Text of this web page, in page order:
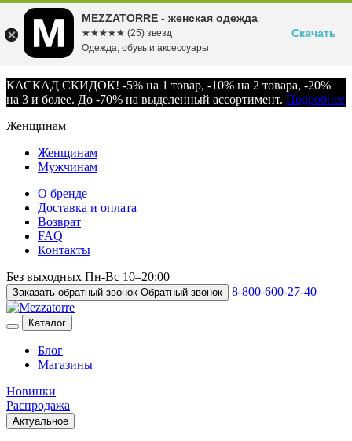
КАСКАД СКИДОК! -5% на 1 товар, -10% на 2 товара, -20%
на 3 и более. До -70% на выделенный ассортимент. Подробнее
Женщинам
Женщинам
Мужчинам
О бренде
Доставка и оплата
Возврат
FAQ
Контакты
Без выходных Пн-Вс 10–20:00
Заказать обратный звонок Обратный звонок 8-800-600-27-40
Каталог
Блог
Магазины
Новинки
Распродажа
Актуальное
MEZZATORRE - женская одежда
☆☆☆☆☆
★★★★★ (25) звезд
Одежда, обувь и аксессуары
Скачать